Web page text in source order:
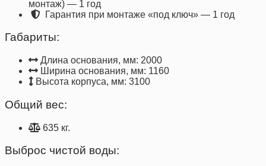
монтаж) — 1 год
Гарантия при монтаже «под ключ» — 1 год
Габариты:
Длина основания, мм: 2000
Ширина основания, мм: 1160
Высота корпуса, мм: 3100
Общий вес:
635 кг.
Выброс чистой воды: